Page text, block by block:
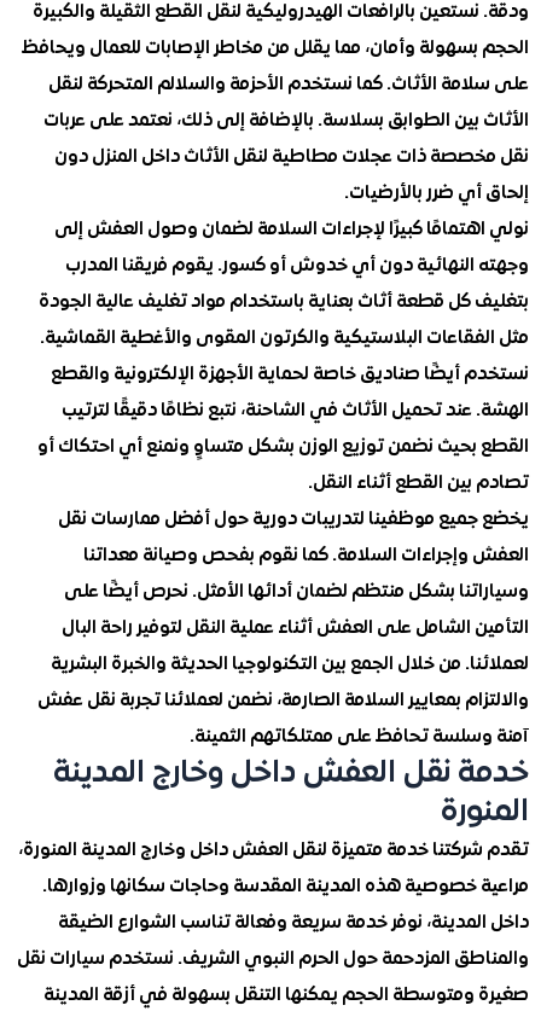
بالرافعات الهيدروليكية لنقل القطع الثقيلة والكبيرة
وأمان، مما يقلل من مخاطر الإصابات للعمال ويحافظ
الأثاث. كما نستخدم الأحزمة والسلالم المتحركة لنقل
بين الطوابق بسلاسة. بالإضافة إلى ذلك، نعتمد على عربات
ذات عجلات مطاطية لنقل الأثاث داخل المنزل دون
ضرر بالأرضيات.
كبيرًا لإجراءات السلامة لضمان وصول العفش إلى
دون أي خدوش أو كسور. يقوم فريقنا المدرب
كل قطعة أثاث بعناية باستخدام مواد تغليف عالية الجودة
البلاستيكية والكرتون المقوى والأغطية القماشية.
أيضًا صناديق خاصة لحماية الأجهزة الإلكترونية والقطع
تحميل الأثاث في الشاحنة، نتبع نظامًا دقيقًا لترتيب
نضمن توزيع الوزن بشكل متساوٍ ونمنع أي احتكاك أو
القطع أثناء النقل.
موظفينا لتدريبات دورية حول أفضل ممارسات نقل
السلامة. كما نقوم بفحص وصيانة معداتنا
بشكل منتظم لضمان أدائها الأمثل. نحرص أيضًا على
الشامل على العفش أثناء عملية النقل لتوفير راحة البال
من خلال الجمع بين التكنولوجيا الحديثة والخبرة البشرية
بمعايير السلامة الصارمة، نضمن لعملائنا تجربة نقل عفش
تحافظ على ممتلكاتهم الثمينة.
نقل العفش داخل وخارج المدينة
خدمة متميزة لنقل العفش داخل وخارج المدينة المنورة،
خصوصية هذه المدينة المقدسة وحاجات سكانها وزوارها.
نوفر خدمة سريعة وفعالة تناسب الشوارع الضيقة
المزدحمة حول الحرم النبوي الشريف. نستخدم سيارات نقل
الحجم يمكنها التنقل بسهولة في أزقة المدينة